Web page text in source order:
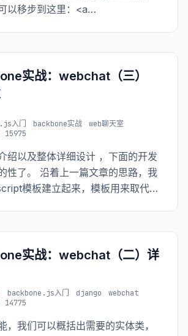
以移步到这里：<a
实战：webchat（三）
入门 backbone实战
web聊天室
15975
绍以及整体详细设计 ，下面的开发
性了。 沿着上一篇文章的思路，我
模板建立起来，模板用来取代上
实战：webchat（二）详
backbone.js入门 django
webchat
14775
，我们可以概括出需要的实体类，